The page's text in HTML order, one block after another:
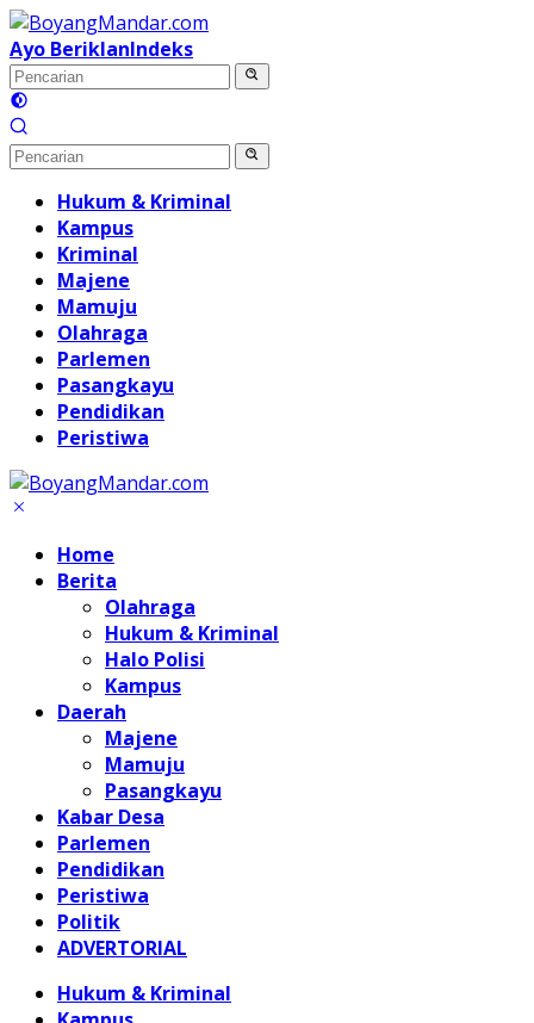
Langsung
ke
konten
Ayo BeriklanIndeks
Hukum & Kriminal
Kampus
Kriminal
Majene
Mamuju
Olahraga
Parlemen
Pasangkayu
Pendidikan
Peristiwa
Home
Berita
Olahraga
Hukum & Kriminal
Halo Polisi
Kampus
Daerah
Majene
Mamuju
Pasangkayu
Kabar Desa
Parlemen
Pendidikan
Peristiwa
Politik
ADVERTORIAL
Hukum & Kriminal